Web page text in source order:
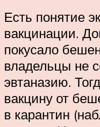
Есть понятие
вакцинации.
покусало
владельцы не
эвтаназию.
вакцину от
в карантин